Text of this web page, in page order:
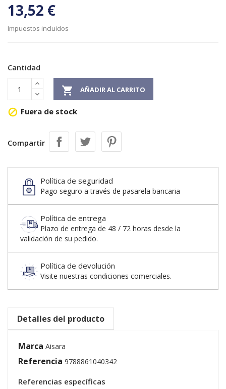
13,52 €
Impuestos incluidos
Cantidad
 AÑADIR AL CARRITO
 Fuera de stock
Compartir
Política de seguridad
Pago seguro a través de pasarela bancaria
Política de entrega
Plazo de entrega de 48 / 72 horas desde la
validación de su pedido.
Política de devolución
Visite nuestras condiciones comerciales.
Detalles del producto
Marca Aisara
Referencia 9788861040342
Referencias específicas